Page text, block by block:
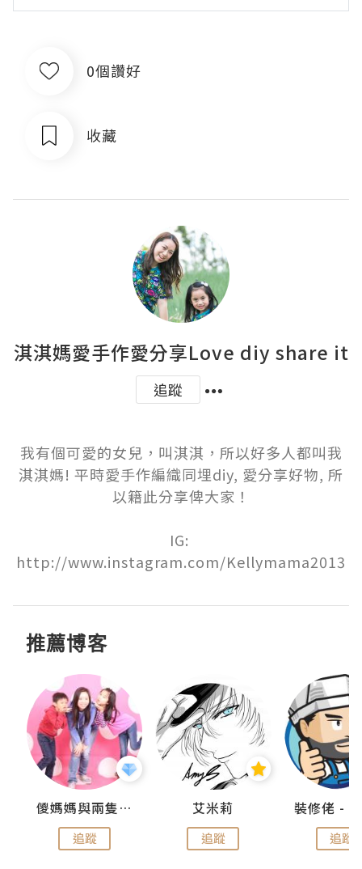
0個讚好
收藏
淇淇媽愛手作愛分享Love diy share it
追蹤
我有個可愛的女兒，叫淇淇，所以好多人都叫我
淇淇媽! 平時愛手作編織同埋diy, 愛分享好物, 所
以籍此分享俾大家！
IG:
http://www.instagram.com/Kellymama2013
推薦博客
儍媽媽與兩隻小魔怪之家
追蹤
艾米莉
追蹤 追蹤